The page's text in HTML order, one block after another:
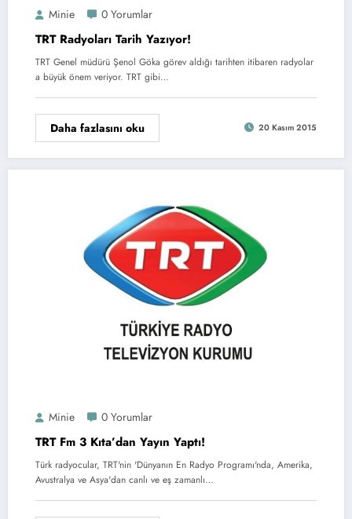
Minie 0 Yorumlar
TRT Radyoları Tarih Yazıyor!
TRT Genel müdürü Şenol Göka görev aldığı tarihten itibaren radyolar
a büyük önem veriyor. TRT gibi…
Daha fazlasını oku 20 Kasım 2015
Minie 0 Yorumlar
TRT Fm 3 Kıta’dan Yayın Yaptı!
Türk radyocular, TRT'nin 'Dünyanın En Radyo Programı'nda, Amerika,
Avustralya ve Asya'dan canlı ve eş zamanlı…